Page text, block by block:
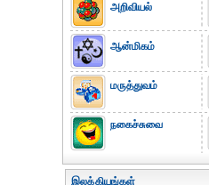
அறிவியல்
ஆன்மிகம்
மருத்துவம்
நகைச்சுவை
இலக்கியங்கள்